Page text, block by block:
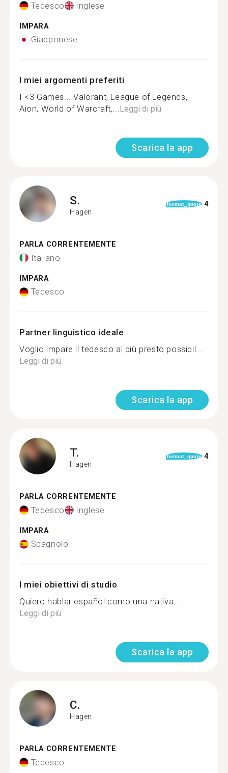
Tedesco Inglese
IMPARA
Giapponese
I miei argomenti preferiti
I <3 Games... Valorant, League of Legends,
Aion, World of Warcraft,...Leggi di più
Scarica la app
S.
Hagen
format_quote 4
PARLA CORRENTEMENTE
Italiano
IMPARA
Tedesco
Partner linguistico ideale
Voglio impare il tedesco al più presto possibil...
Leggi di più
Scarica la app
T.
Hagen
format_quote 4
PARLA CORRENTEMENTE
Tedesco Inglese
IMPARA
Spagnolo
I miei obiettivi di studio
Quiero hablar español como una nativa....
Leggi di più
Scarica la app
C.
Hagen
PARLA CORRENTEMENTE
Tedesco